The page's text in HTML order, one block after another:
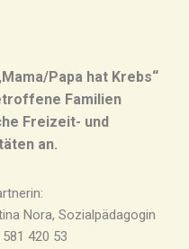
Papa hat Krebs“
Familien
Freizeit- und
an.
Nora, Sozialpädagogin
420 53